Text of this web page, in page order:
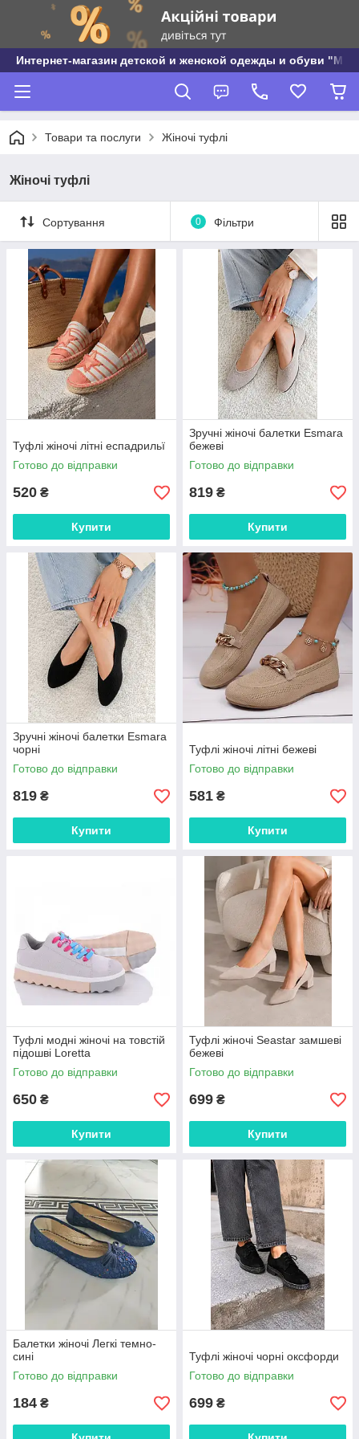
Интернет-магазин детской и женской одежды и обуви
Товари та послуги Жіночі туфлі
Жіночі туфлі
Сортування 0 Фільтри
Туфлі жіночі літні еспадрильї
Готово до відправки
520 ₴
Купити
Зручні жіночі балетки Esmara
бежеві
Готово до відправки
819 ₴
Купити
Зручні жіночі балетки Esmara
чорні
Готово до відправки
819 ₴
Купити
Туфлі жіночі літні бежеві
Готово до відправки
581 ₴
Купити
Туфлі модні жіночі на товстій
підошві Loretta
Готово до відправки
650 ₴
Купити
Туфлі жіночі Seastar замшеві
бежеві
Готово до відправки
699 ₴
Купити
Балетки жіночі Легкі темно-
сині
Готово до відправки
184 ₴
Туфлі жіночі чорні оксфорди
Готово до відправки
699 ₴